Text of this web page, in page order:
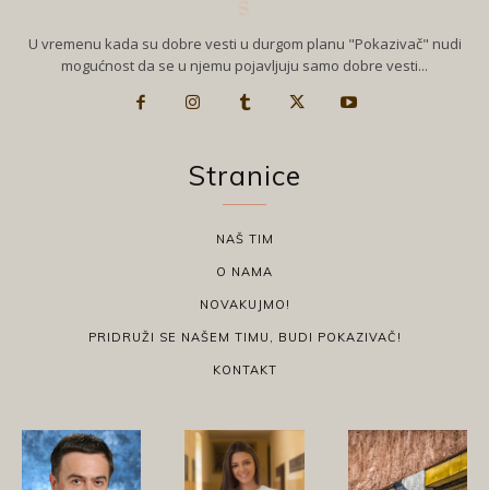
U vremenu kada su dobre vesti u durgom planu "Pokazivač" nudi
mogućnost da se u njemu pojavljuju samo dobre vesti...
Stranice
NAŠ TIM
O NAMA
NOVAKUJMO!
PRIDRUŽI SE NAŠEM TIMU, BUDI POKAZIVAČ!
KONTAKT